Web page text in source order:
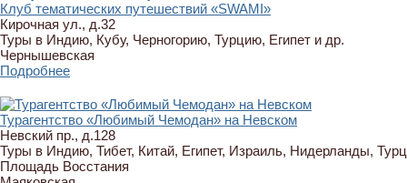
Клуб тематических путешествий «SWAMI»
Кирочная ул., д.32
Туры в Индию, Кубу, Черногорию, Турцию, Египет и др.
Чернышевская
Подробнее
Турагентство «Любимый Чемодан» на Невском
Невский пр., д.128
Туры в Индию, Тибет, Китай, Египет, Израиль, Нидерланды,
Площадь Восстания